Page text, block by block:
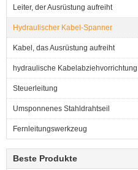
Leiter, der Ausrüstung aufreiht
Hydraulischer Kabel-Spanner
Kabel, das Ausrüstung aufreiht
hydraulische Kabelabziehvorrichtung
Steuerleitung
Umsponnenes Stahldrahtseil
Fernleitungswerkzeug
Beste Produkte